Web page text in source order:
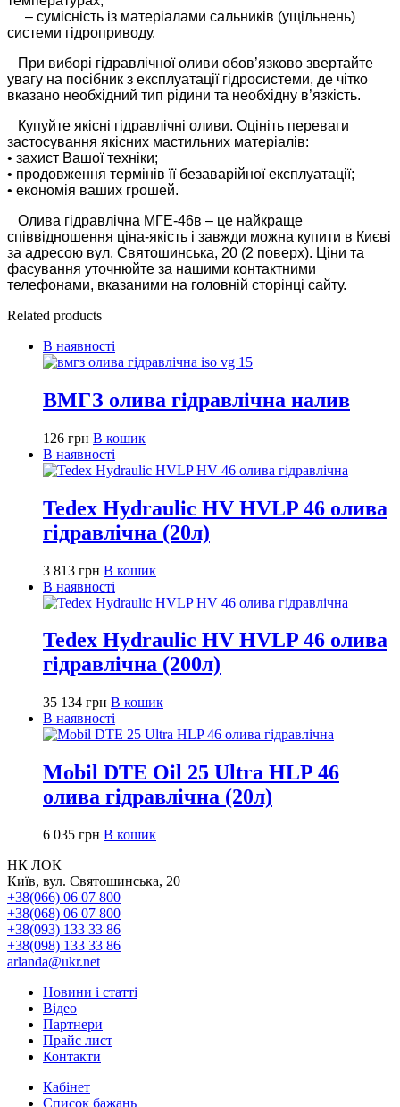
– сумісність із матеріалами сальників (ущільнень)
системи гідроприводу.
При виборі гідравлічної оливи обов’язково звертайте
увагу на посібник з експлуатації гідросистеми, де чітко
вказано необхідний тип рідини та необхідну в’язкість.
Купуйте якісні гідравлічні оливи. Оцініть переваги
застосування якісних мастильних матеріалів:
• захист Вашої техніки;
• продовження термінів її безаварійної експлуатації;
• економія ваших грошей.
Олива гідравлічна МГЕ-46в – це найкраще
співвідношення ціна-якість і завжди можна купити в Києві
за адресою вул. Святошинська, 20 (2 поверх). Ціни та
фасування уточнюйте за нашими контактними
телефонами, вказаними на головній сторінці сайту.
Related products
В наявності
ВМГЗ олива гідравлічна налив
126 грн В кошик
В наявності
Tedex Hydraulic HV HVLP 46 олива
гідравлічна (20л)
3 813 грн В кошик
В наявності
Tedex Hydraulic HV HVLP 46 олива
гідравлічна (200л)
35 134 грн В кошик
В наявності
Mobil DTE Oil 25 Ultra HLP 46
олива гідравлічна (20л)
6 035 грн В кошик
НК ЛОК
Київ, вул. Святошинська, 20
+38(066) 06 07 800
+38(068) 06 07 800
+38(093) 133 33 86
+38(098) 133 33 86
arlanda@ukr.net
Новини і статті
Відео
Партнери
Прайс лист
Контакти
Кабінет
Список бажань